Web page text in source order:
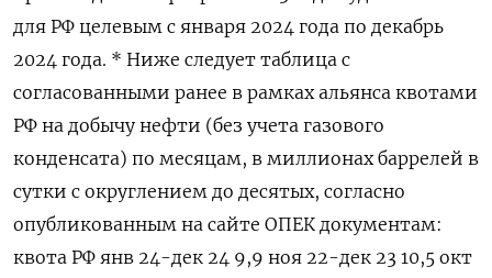
для РФ целевым с января 2024 года по декабрь
2024 года. * Ниже следует таблица с
согласованными ранее в рамках альянса квотами
РФ на добычу нефти (без учета газового
конденсата) по месяцам, в миллионах баррелей в
сутки с округлением до десятых, согласно
опубликованным на сайте ОПЕК документам:
квота РФ янв 24-дек 24 9,9 ноя 22-дек 23 10,5 окт